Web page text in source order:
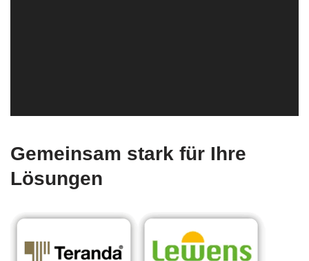
Gemeinsam stark für Ihre
Lösungen